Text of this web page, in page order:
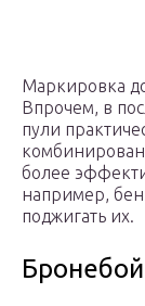
Маркировка
Впрочем, в
пули
более
например,
поджигать их.